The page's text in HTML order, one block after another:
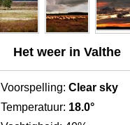
Het weer in Valthe
Voorspelling: Clear sky
Temperatuur: 18.0°